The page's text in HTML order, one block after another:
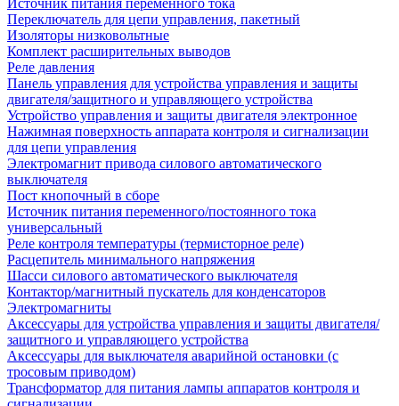
Источник питания переменного тока
Переключатель для цепи управления, пакетный
Изоляторы низковольтные
Комплект расширительных выводов
Реле давления
Панель управления для устройства управления и защиты
двигателя/защитного и управляющего устройства
Устройство управления и защиты двигателя электронное
Нажимная поверхность аппарата контроля и сигнализации
для цепи управления
Электромагнит привода силового автоматического
выключателя
Пост кнопочный в сборе
Источник питания переменного/постоянного тока
универсальный
Реле контроля температуры (термисторное реле)
Расцепитель минимального напряжения
Шасси силового автоматического выключателя
Контактор/магнитный пускатель для конденсаторов
Электромагниты
Аксессуары для устройства управления и защиты двигателя/
защитного и управляющего устройства
Аксессуары для выключателя аварийной остановки (с
тросовым приводом)
Трансформатор для питания лампы аппаратов контроля и